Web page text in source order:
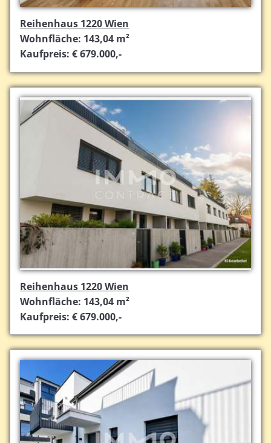
Reihenhaus 1220 Wien
Wohnfläche: 143,04 m²
Kaufpreis: € 679.000,-
Reihenhaus 1220 Wien
Wohnfläche: 143,04 m²
Kaufpreis: € 679.000,-